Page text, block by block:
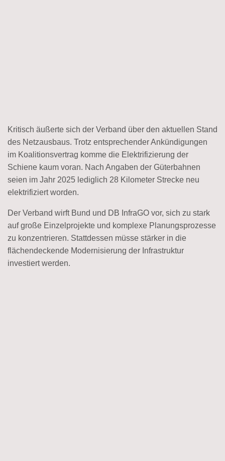
Kritisch äußerte sich der Verband über den aktuellen Stand
des Netzausbaus. Trotz entsprechender Ankündigungen
im Koalitionsvertrag komme die Elektrifizierung der
Schiene kaum voran. Nach Angaben der Güterbahnen
seien im Jahr 2025 lediglich 28 Kilometer Strecke neu
elektrifiziert worden.
Der Verband wirft Bund und DB InfraGO vor, sich zu stark
auf große Einzelprojekte und komplexe Planungsprozesse
zu konzentrieren. Stattdessen müsse stärker in die
flächendeckende Modernisierung der Infrastruktur
investiert werden.